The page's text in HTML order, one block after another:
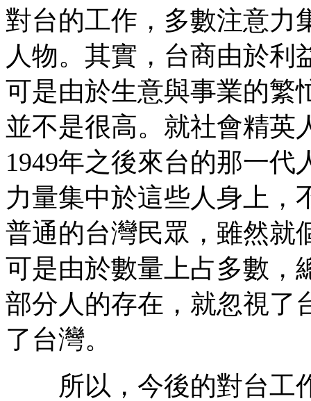
對台的工作，多數注意力
人物。其實，台商由於利
可是由於生意與事業的繁
並不是很高。就社會精英
1949年之後來台的那一
力量集中於這些人身上，
普通的台灣民眾，雖然就
可是由於數量上占多數，
部分人的存在，就忽視了
了台灣。
所以，今後的對台工